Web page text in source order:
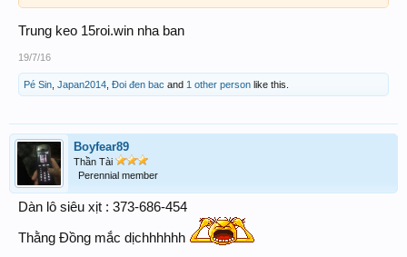
Trung keo 15roi.win nha ban
19/7/16
Pé Sin Japan2014 Đoi đen bac and 1 other person like this.
Boyfear89
Thần Tài
Perennial member
Dàn lô siêu xịt : 373-686-454
Thằng Đồng mắc dịchhhhhh